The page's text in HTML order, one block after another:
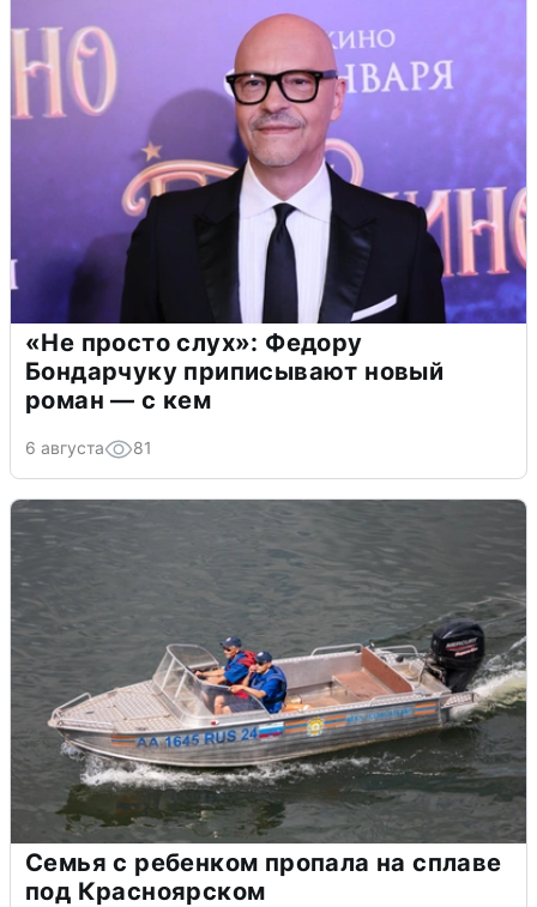
«Не просто слух»: Федору
Бондарчуку приписывают новый
роман — с кем
6 августа 81
Семья с ребенком пропала на сплаве
под Красноярском